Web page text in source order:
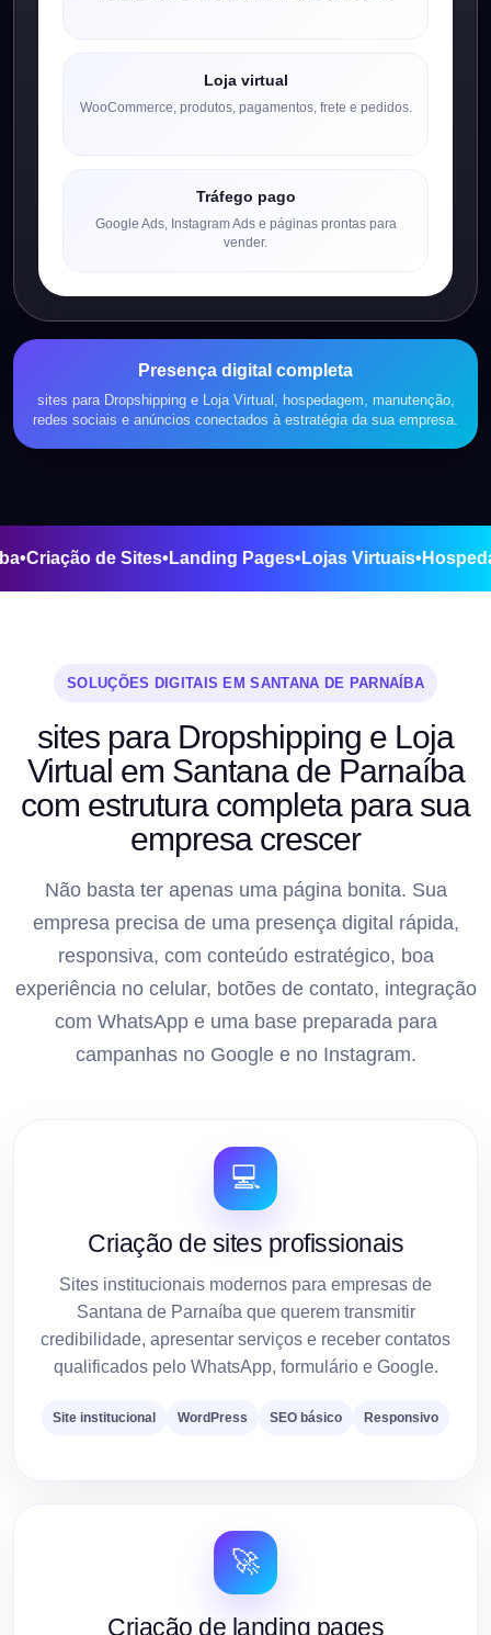
Loja virtual
WooCommerce, produtos, pagamentos, frete e pedidos.
Tráfego pago
Google Ads, Instagram Ads e páginas prontas para
vender.
Presença digital completa
sites para Dropshipping e Loja Virtual, hospedagem, manutenção,
redes sociais e anúncios conectados à estratégia da sua empresa.
de Parnaíba•Criação de Sites•Landing Pages•Lojas
SOLUÇÕES DIGITAIS EM SANTANA DE PARNAÍBA
sites para Dropshipping e Loja
Virtual em Santana de Parnaíba
com estrutura completa para sua
empresa crescer
Não basta ter apenas uma página bonita. Sua
empresa precisa de uma presença digital rápida,
responsiva, com conteúdo estratégico, boa
experiência no celular, botões de contato, integração
com WhatsApp e uma base preparada para
campanhas no Google e no Instagram.
💻
Criação de sites profissionais
Sites institucionais modernos para empresas de
Santana de Parnaíba que querem transmitir
credibilidade, apresentar serviços e receber contatos
qualificados pelo WhatsApp, formulário e Google.
Site institucional WordPress SEO básico Responsivo
🚀
Criação de landing pages